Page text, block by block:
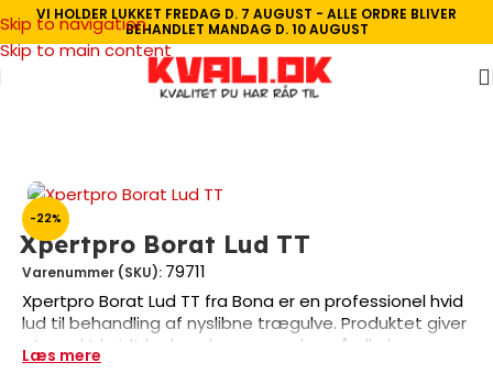
Skip to navigation
Skip to main content
VI HOLDER LUKKET FREDAG D. 7 AUGUST - ALLE ORDRE BLIVER
BEHANDLET MANDAG D. 10 AUGUST
Gulvbehandling/Lud
-22%
Xpertpro Borat Lud TT
Varenummer (SKU): 79711
Xpertpro Borat Lud TT fra Bona er en professionel hvid
lud til behandling af nyslibne trægulve. Produktet giver
et smukt hvidt look og kan anvendes på alle lyse
træsorter inklusive eg. Med en dækkeevne på cirka 8
Læs mere